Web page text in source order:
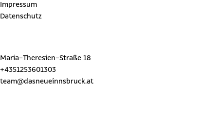
Impressum
Datenschutz
Maria-Theresien-Straße 18
+4351253601303
team@dasneueinnsbruck.at